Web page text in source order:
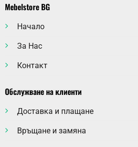
Mebelstore BG
Начало
За Нас
Контакт
Обслужване на клиенти
Доставка и плащане
Връщане и замяна